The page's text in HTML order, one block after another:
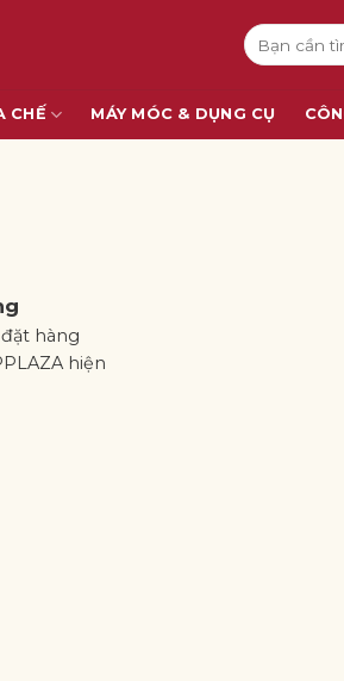
Tìm
kiếm:
CHẾ MÁY MÓC & DỤNG CỤ
hàng
hiện